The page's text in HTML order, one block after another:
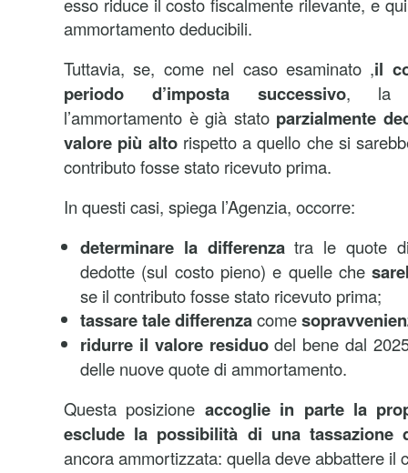
ammortamento deducibili.
Tuttavia, se, come nel caso esaminato ,il
periodo d’imposta successivo, la
l’ammortamento è già stato parzialmente
valore più altorispetto a quello che si
contributo fosse stato ricevuto prima.
In questi casi, spiega l’Agenzia, occorre:
determinare la differenzatra le quote di
dedotte (sul costo pieno) e quelle che
se il contributo fosse stato ricevuto prima;
tassare tale differenzacome
ridurre il valore residuodel bene dal
delle nuove quote di ammortamento.
Questa posizione accoglie in parte la
esclude la possibilità di una tassazione
ancora ammortizzata: quella deve abbattere il